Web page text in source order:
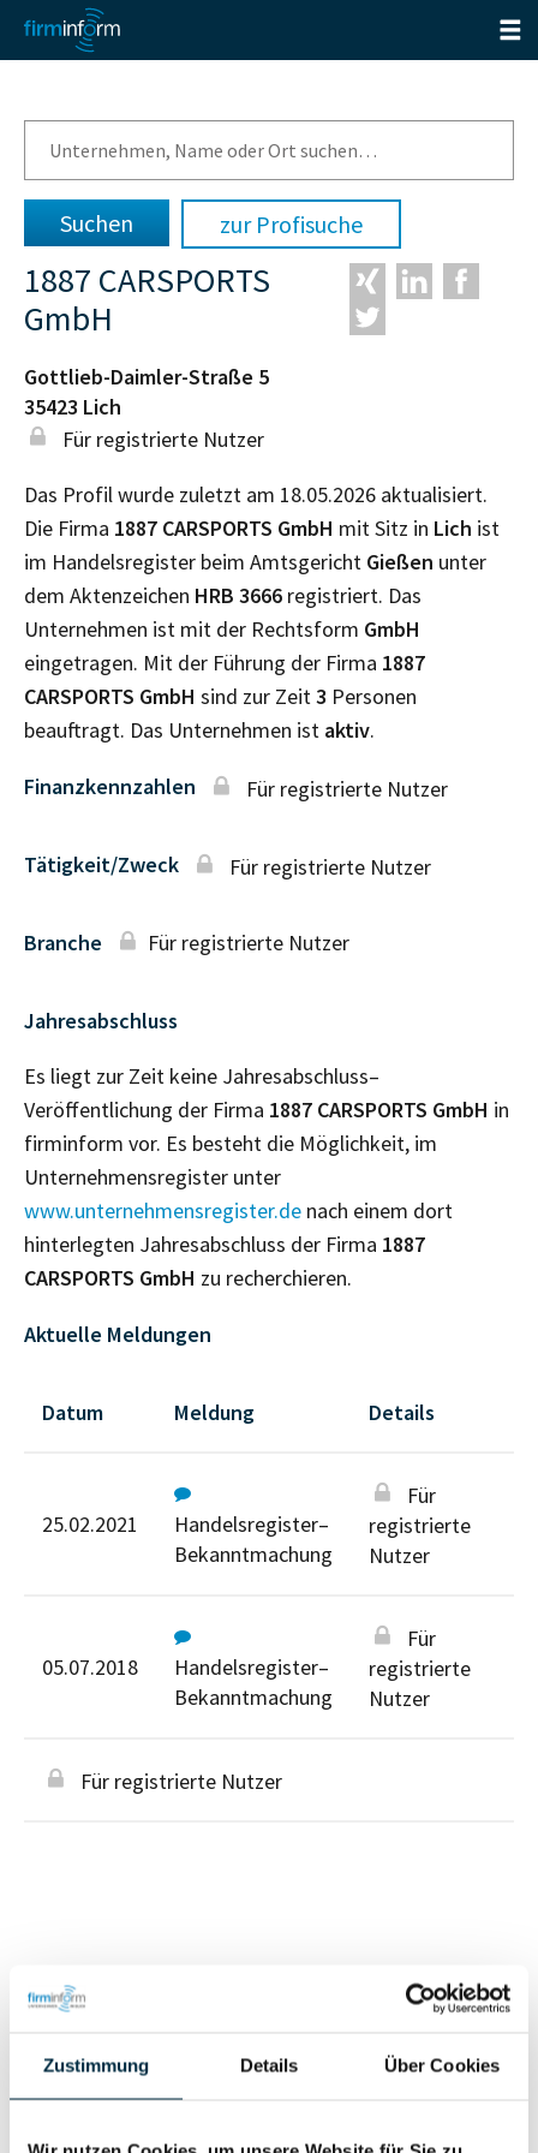
Zustimmung Details Über Cookies
zur Profisuche
1887 CARSPORTS
GmbH
Gottlieb-Daimler-Straße 5
35423 Lich
Für registrierte Nutzer
Das Profil wurde zuletzt am 18.05.2026 aktualisiert.
Die Firma 1887 CARSPORTS GmbH mit Sitz in Lich ist
im Handelsregister beim Amtsgericht Gießen unter
dem Aktenzeichen HRB 3666 registriert. Das
Unternehmen ist mit der Rechtsform GmbH
eingetragen. Mit der Führung der Firma 1887
CARSPORTS GmbH sind zur Zeit3 Personen
beauftragt. Das Unternehmen ist aktiv.
Finanzkennzahlen Für registrierte Nutzer
Tätigkeit/Zweck Für registrierte Nutzer
Branche Für registrierte Nutzer
Jahresabschluss
Es liegt zur Zeit keine Jahresabschluss–
Veröffentlichung der Firma 1887 CARSPORTS GmbH in
firminform vor. Es besteht die Möglichkeit, im
Unternehmensregister unter
www.unternehmensregister.de nach einem dort
hinterlegten Jahresabschluss der Firma 1887
CARSPORTS GmbH zu recherchieren.
Aktuelle Meldungen
Datum Meldung Details
25.02.2021
Handelsregister–
Bekanntmachung
Für
registrierte
Nutzer
05.07.2018
Handelsregister–
Bekanntmachung
Für
registrierte
Nutzer
Für registrierte Nutzer
Personen im Unternehmen
Geschäftsführer (1)
Für registrierte